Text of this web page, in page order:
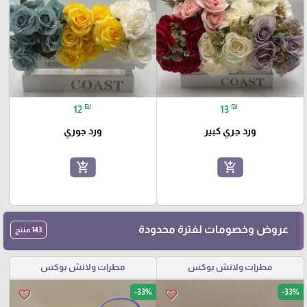
13 ₪
ورد جري كبير
add_shopping_cart
12 ₪
ورد جوري
add_shopping_cart
عروض وخصومات لفترة محدودة 143 منتج
مطرات ولانش بوكس
favorite_border -33%
مطرات ولانش بوكس
favorite_border -33%